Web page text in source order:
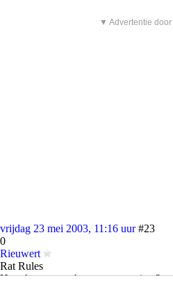
▼ Advertentie
vrijdag 23 mei 2003, 11:16 uur #23
0
Rieuwert
Rat Rules
Hm.. het was toch een corona-virus?